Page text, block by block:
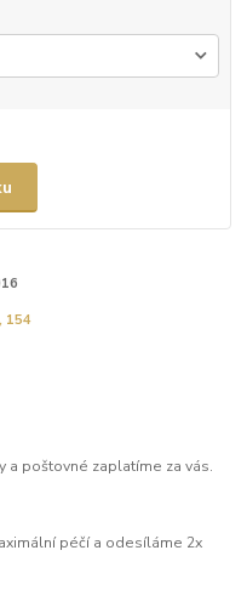
154
a poštovné zaplatíme za vás.
péčí a odesíláme 2x